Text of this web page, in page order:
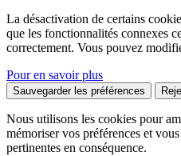
La désactivation de certains
que les fonctionnalités connexes
correctement. Vous pouvez
Pour en savoir plus
Sauvegarder les préférences
Nous utilisons les cookies pour
mémoriser vos préférences et
pertinentes en conséquence.